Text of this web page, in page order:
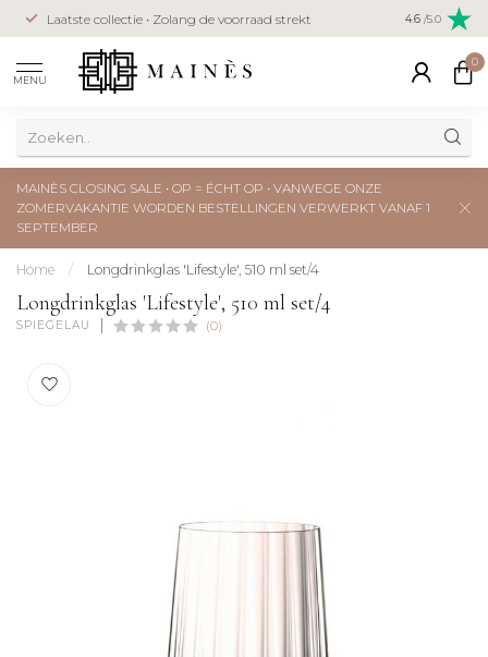
Laatste collectie • Zolang de voorraad strekt Veilig
creditcard
4.6 /5.0
MENU
0
MAINÈS CLOSING SALE • OP = ÉCHT OP • VANWEGE ONZE
ZOMERVAKANTIE WORDEN BESTELLINGEN VERWERKT VANAF 1
SEPTEMBER
Home / Longdrinkglas 'Lifestyle', 510 ml set/4
Longdrinkglas 'Lifestyle', 510 ml set/4
SPIEGELAU (0)